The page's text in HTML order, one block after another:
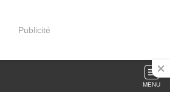
Publicité
MENU